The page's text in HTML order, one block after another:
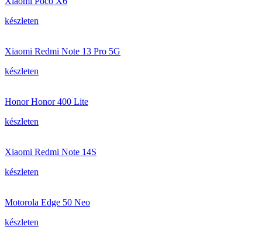
készleten
Xiaomi Redmi Note 13 Pro 5G
készleten
Honor Honor 400 Lite
készleten
Xiaomi Redmi Note 14S
készleten
Motorola Edge 50 Neo
készleten